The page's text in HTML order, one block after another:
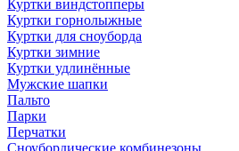
Куртки виндстопперы
Куртки горнолыжные
Куртки для сноуборда
Куртки зимние
Куртки удлинённые
Мужские шапки
Пальто
Парки
Перчатки
Сноубордические комбинезоны